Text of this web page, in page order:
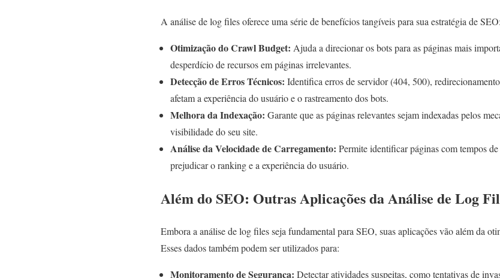
A análise de log files oferece uma série de benefícios tangíveis para sua estratégia de SEO:
Otimização do Crawl Budget: Ajuda a direcionar os bots para as páginas mais
desperdício de recursos em páginas irrelevantes.
Detecção de Erros Técnicos: Identifica erros de servidor (404, 500),
afetam a experiência do usuário e o rastreamento dos bots.
Melhora da Indexação: Garante que as páginas relevantes sejam indexadas pelos
visibilidade do seu site.
Análise da Velocidade de Carregamento: Permite identificar páginas com tempos
prejudicar o ranking e a experiência do usuário.
Além do SEO: Outras Aplicações da Análise de Log
Embora a análise de log files seja fundamental para SEO, suas aplicações vão além da
Esses dados também podem ser utilizados para:
Monitoramento de Segurança: Detectar atividades suspeitas, como tentativas de